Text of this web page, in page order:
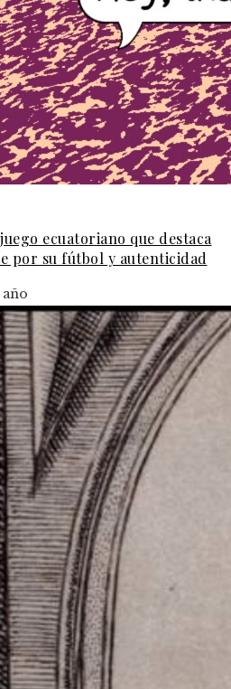
ecuatoriano que destaca
por su fútbol y autenticidad
año